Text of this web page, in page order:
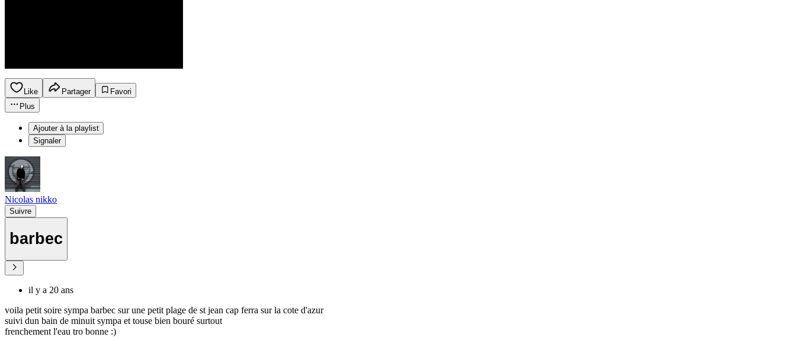
Like Partager
Favori
Plus
Ajouter à la playlist
Signaler
Nicolas nikko
Suivre
barbec
il y a 20 ans
voila petit soire sympa barbec sur une petit plage de st jean cap ferra sur la cote d'azur
suivi dun bain de minuit sympa et touse bien bouré surtout
frenchement l'eau tro bonne :)